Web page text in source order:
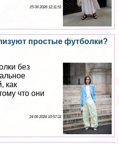
25 06 2026 12:11:51
простые футболки?
без
как
что они
24 06 2026 10:57:31